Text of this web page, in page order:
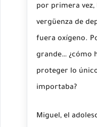
por primera vez,
vergüenza de
fuera oxígeno.
grande… ¿cómo
proteger lo
importaba?
Miguel, el